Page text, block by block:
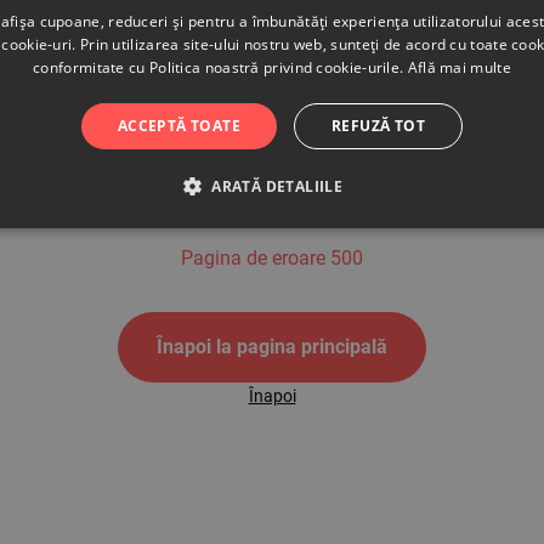
500
Pagina de eroare 500
Înapoi la pagina principală
Înapoi
cupoane, reduceri și pentru a îmbunătăți experiența utilizatorului
uri. Prin utilizarea site-ului nostru web, sunteți de acord cu toate
conformitate cu Politica noastră privind cookie-urile. Află mai multe
ACCEPTĂ TOATE REFUZĂ TOT
ARATĂ DETALIILE